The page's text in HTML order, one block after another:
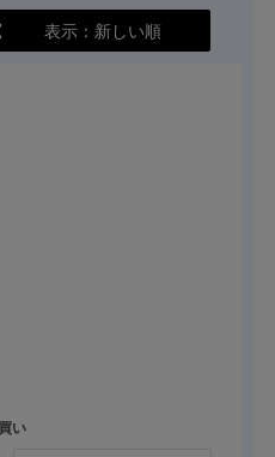
表示：新しい順
い